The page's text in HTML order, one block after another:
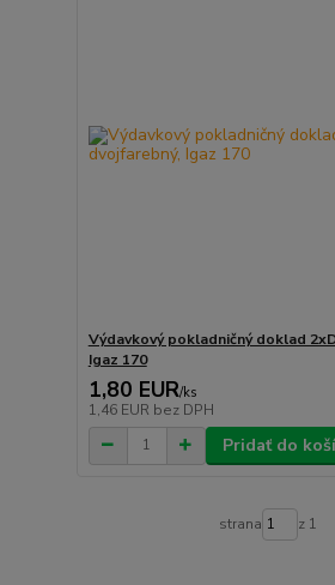
Výdavkový pokladničný doklad
Igaz 170
1,80 EUR/ks
1,46 EUR bez DPH
Pridať do
strana z 1